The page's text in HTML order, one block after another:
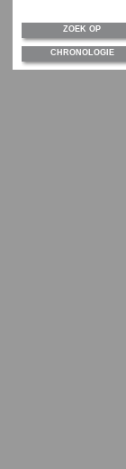
ZOEK OP
CHRONOLOGIE